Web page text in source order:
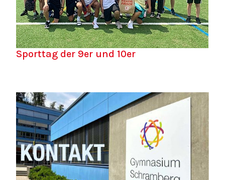
Sporttag der 9er und 10er